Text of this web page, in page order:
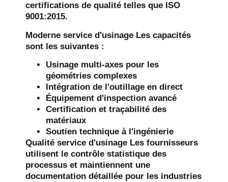
certifications de qualité telles que ISO
9001:2015.
Moderne service d'usinage Les capacités
sont les suivantes :
Usinage multi-axes pour les
géométries complexes
Intégration de l'outillage en direct
Équipement d'inspection avancé
Certification et traçabilité des
matériaux
Soutien technique à l'ingénierie
Qualité service d'usinage Les fournisseurs
utilisent le contrôle statistique des
processus et maintiennent une
documentation détaillée pour les industries